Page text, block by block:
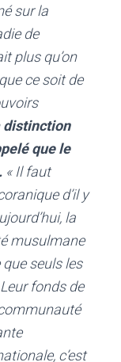
sur la
de
plus qu’on
ce soit de
distinction
que le
«Il faut
d’il y
la
musulmane
que seuls les
Leur fonds de
c’est